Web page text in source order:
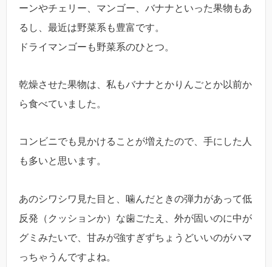
ーンやチェリー、マンゴー、バナナといった果物もあ
るし、最近は野菜系も豊富です。
ドライマンゴーも野菜系のひとつ。
乾燥させた果物は、私もバナナとかりんごとか以前か
ら食べていました。
コンビニでも見かけることが増えたので、手にした人
も多いと思います。
あのシワシワ見た目と、噛んだときの弾力があって低
反発（クッションか）な歯ごたえ、外が固いのに中が
グミみたいで、甘みが強すぎずちょうどいいのがハマ
っちゃうんですよね。